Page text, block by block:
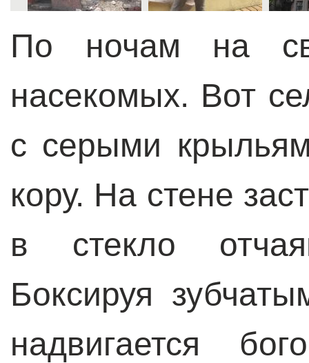
По ночам на
насекомых. Вот
с серыми
кору. На стене
в стекло
Боксируя
надвигается